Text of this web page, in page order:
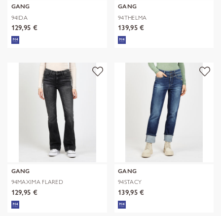
GANG
94IDA
129,95 €
GANG
94THELMA
139,95 €
GANG
94MAXIMA FLARED
129,95 €
GANG
94STACY
139,95 €